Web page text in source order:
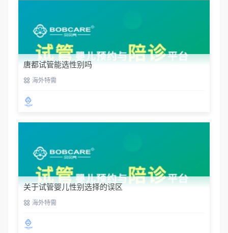
唐都试管能选性别吗
海外特需
关于试管婴儿性别选择的误区
海外特需